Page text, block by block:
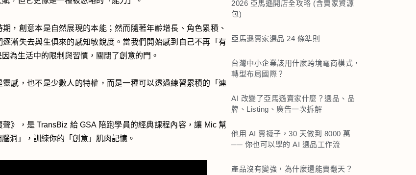
，創意本是自然展現的本能；然而隨著年齡增長、角色累積、
逐漸失去與生俱來的感知敏銳度。當我們開始感到自己不再「有
為生活中的限制與習慣，關閉了創意的門。
靈感，也不是少數人的特權，而是一種可以透過練習累積的「連
》，是 TransBiz 給 GSA 陪跑學員的經典課程內容，讓 Mic 幫
洞」，訓練你的「創意」肌肉記憶。
2026 亞馬遜開店全攻略 (含賣家資源
包)
亞馬遜賣家選品 24 條準則
台灣中小企業該用什麼跨境電商模式，
轉型布局國際？
AI 改變了亞馬遜賣家什麼？選品、品
牌、Listing、廣告一次拆解
他用 AI 賣襪子，30 天做到 8000 萬
── 你也可以學的 AI 選品工作流
產品沒有變強，為什麼還能賣翻天？